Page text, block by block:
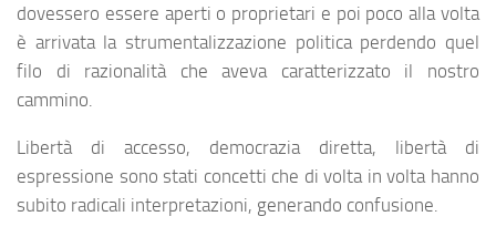
dovessero essere aperti o proprietari e poi poco alla volta
è arrivata la strumentalizzazione politica perdendo quel
filo di razionalità che aveva caratterizzato il nostro
cammino.
Libertà di accesso, democrazia diretta, libertà di
espressione sono stati concetti che di volta in volta hanno
subito radicali interpretazioni, generando confusione.